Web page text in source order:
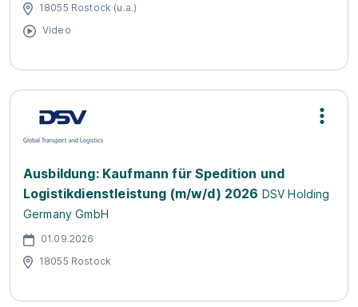
18055 Rostock (u.a.)
Video
Ausbildung: Kaufmann für Spedition und
Logistikdienstleistung (m/w/d) 2026 DSV Holding
Germany GmbH
01.09.2026
18055 Rostock